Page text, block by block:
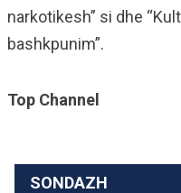
narkotikesh” si dhe
bashkpunim”.
Top Channel
SONDAZH